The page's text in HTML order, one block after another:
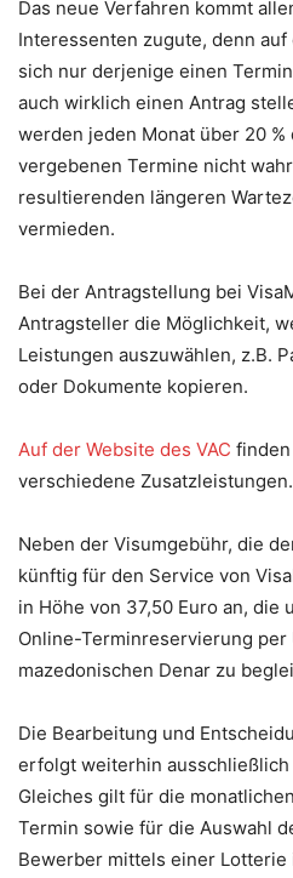
Das neue Verfahren kommt
Interessenten zugute, denn
sich nur derjenige einen
auch wirklich einen Antrag
werden jeden Monat über 20
vergebenen Termine nicht
resultierenden längeren
vermieden.
Bei der Antragstellung bei
Antragsteller die Möglichkeit,
Leistungen auszuwählen, z.B.
oder Dokumente kopieren.
Auf der Website des VAC
verschiedene Zusatzleistungen.
Neben der Visumgebühr, die
künftig für den Service von
in Höhe von 37,50 Euro an, die
Online-Terminreservierung per
mazedonischen Denar zu
Die Bearbeitung und
erfolgt weiterhin
Gleiches gilt für die
Termin sowie für die Auswahl
Bewerber mittels einer Lotterie